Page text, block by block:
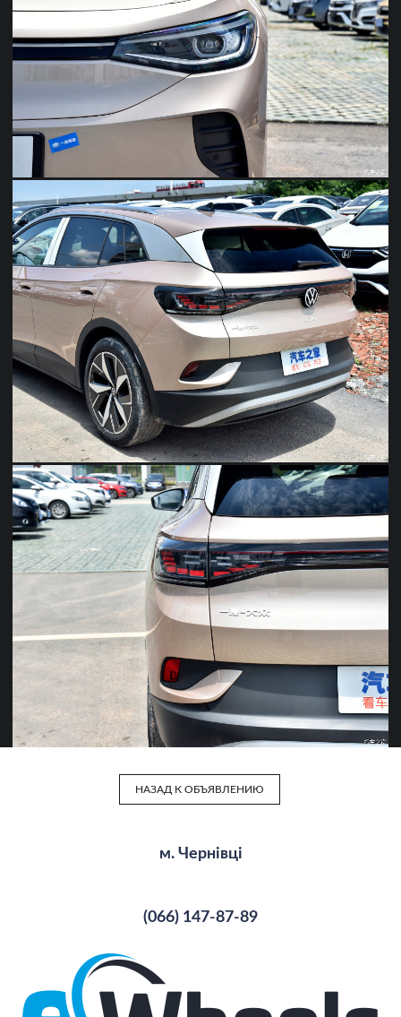
НАЗАД К ОБЪЯВЛЕНИЮ
м. Чернівці
(066) 147-87-89